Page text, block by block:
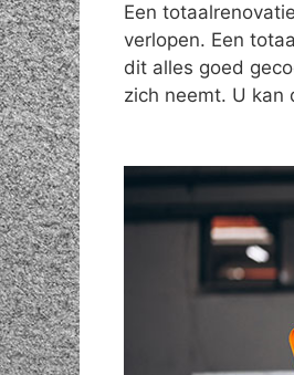
Een
verlopen. Een
dit alles goed
zich neemt. U kan